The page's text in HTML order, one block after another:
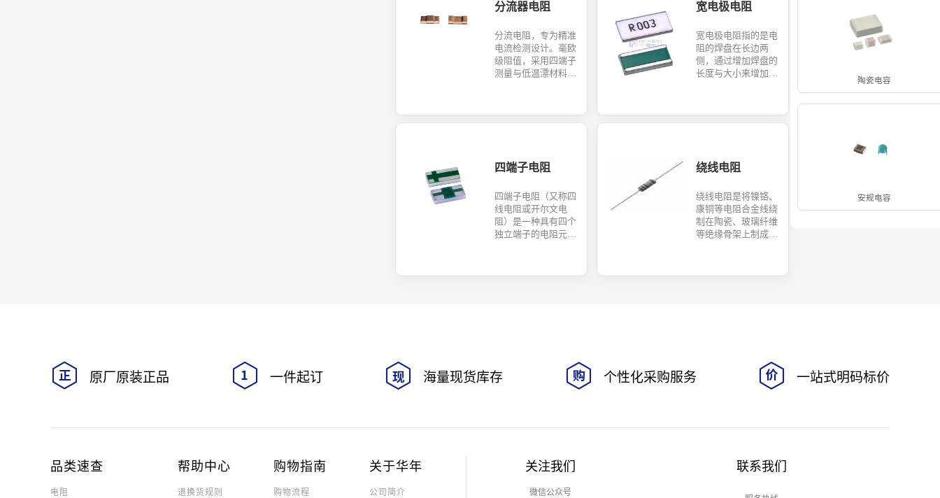
陶瓷电容
安规电容
分流器电阻
分流电阻，专为精准
电流检测设计。毫欧
级阻值，采用四端子
测量与低温漂材料，
系统的核心传感元
宽电极电阻
宽电极电阻指的是电
阻的焊盘在长边两
侧，通过增加焊盘的
长度与大小来增加电
成，常见的长电极电
四端子电阻
四端子电阻（又称四
线电阻或开尔文电
阻）是一种具有四个
独立端子的电阻元
器等场景。
绕线电阻
绕线电阻是将镍铬、
康铜等电阻合金线绕
制在陶瓷、玻璃纤维
等绝缘骨架上制成的
原厂原装正品 一件起订 海量现货库存 个性化采购服务 一站式明码标价
品类速查
电阻
帮助中心
退换货规则
购物指南
购物流程
关于华年
公司简介
关注我们
微信公众号
联系我们